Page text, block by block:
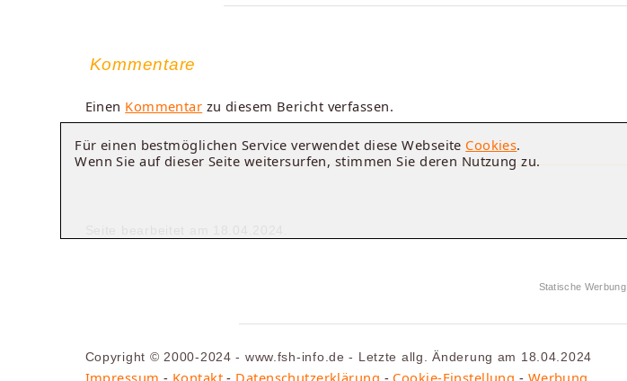
Kommentare
Einen Kommentar zu diesem Bericht verfassen.
Statische Werbung
Copyright © 2000-2024 - www.fsh-info.de - Letzte allg. Änderung am 18.04.2024
Impressum - Kontakt- Datenschutzerklärung - Cookie-Einstellung - Werbung
Für einen bestmöglichen Service verwendet diese Webseite Cookies.
Wenn Sie auf dieser Seite weitersurfen, stimmen Sie deren Nutzung zu.